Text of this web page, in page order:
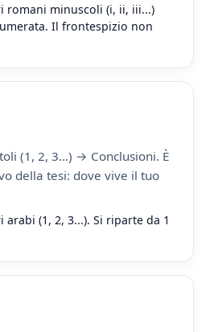
romani minuscoli (i, ii, iii...)
Il frontespizio non
(1, 2, 3...) → Conclusioni. È
della tesi: dove vive il tuo
arabi (1, 2, 3...). Si riparte da 1